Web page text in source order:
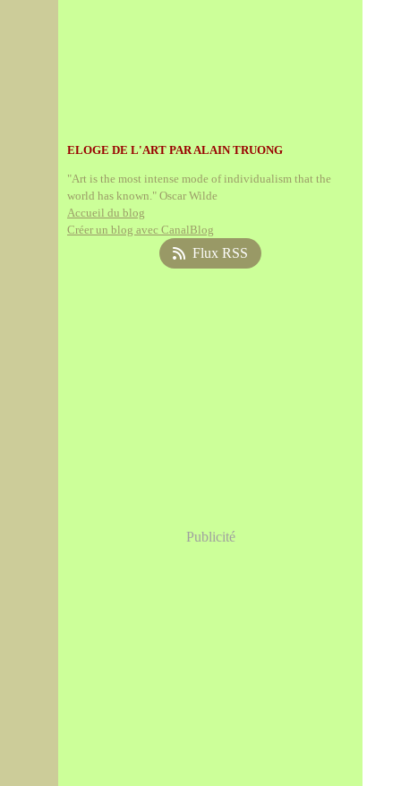
ELOGE DE L'ART PAR ALAIN TRUONG
"Art is the most intense mode of individualism that the
world has known." Oscar Wilde
Accueil du blog
Créer un blog avec CanalBlog
Flux RSS
Publicité